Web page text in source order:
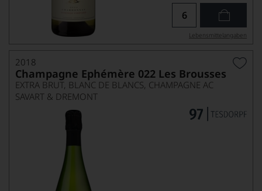
Lebensmittel­angaben
2018
Champagne Ephémère 022 Les Brousses
EXTRA BRUT, BLANC DE BLANCS, CHAMPAGNE AC
SAVART & DREMONT